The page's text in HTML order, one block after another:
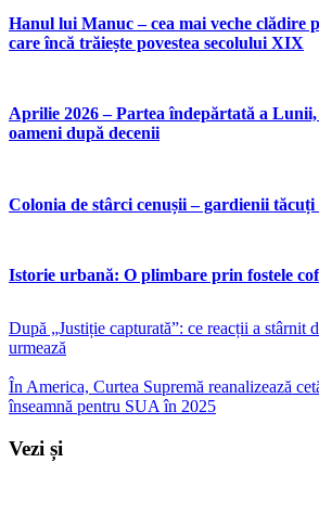
Hanul lui Manuc – cea mai veche clădire
care încă trăiește povestea secolului XIX
Aprilie 2026 – Partea îndepărtată a
oameni după decenii
Colonia de stârci cenușii – gardienii
Istorie urbană: O plimbare prin fostele
După „Justiție capturată”: ce reacții a stârnit
urmează
În America, Curtea Supremă reanalizează
înseamnă pentru SUA în 2025
Vezi și